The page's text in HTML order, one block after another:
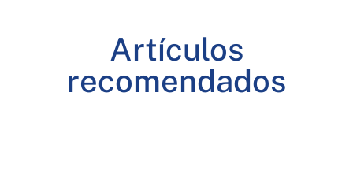
Artículos
recomendados